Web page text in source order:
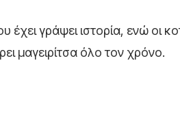
γράψει ιστορία, ενώ οι
μαγειρίτσα όλο τον χρόνο.